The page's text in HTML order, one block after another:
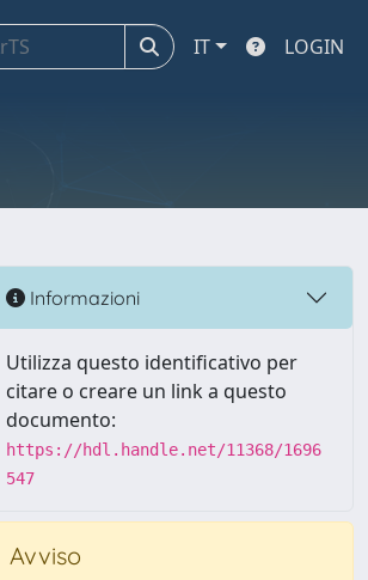
IT LOGIN
Informazioni
Utilizza questo identificativo per
citare o creare un link a questo
documento:
https://hdl.handle.net/11368/1696
547
Avviso